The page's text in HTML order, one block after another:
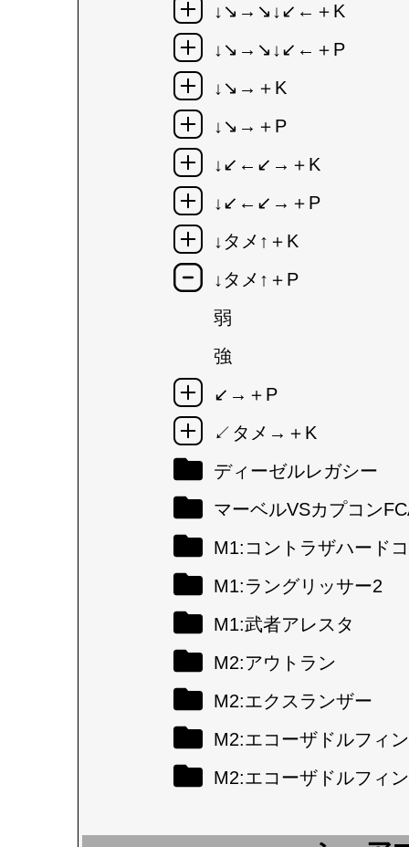
↓↘→↘↓↙←＋K
↓↘→↘↓↙←＋P
↓↘→＋K
↓↘→＋P
↓↙←↙→＋K
↓↙←↙→＋P
↓タメ↑＋K
↓タメ↑＋P
弱
強
↙→＋P
↙タメ→＋K
ディーゼルレガシー
マーベルVSカプコン
M1:コントラザハード
M1:ラングリッサー2
M1:武者アレスタ
M2:アウトラン
M2:エクスランザー
M2:エコーザドルフィン
M2:エコーザドルフィ